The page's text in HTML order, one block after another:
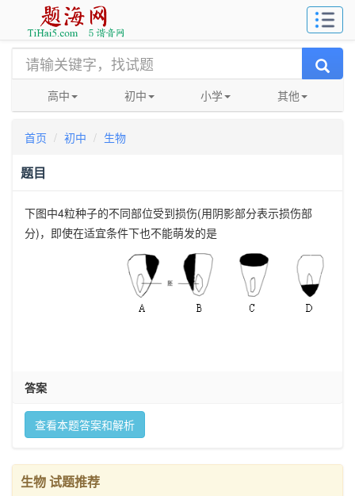
高中 初中 小学 其他
首页 初中 生物
题目
下图中4粒种子的不同部位受到损伤(用阴影部分表示损伤部
分)，即使在适宜条件下也不能萌发的是
答案
查看本题答案和解析
生物 试题推荐